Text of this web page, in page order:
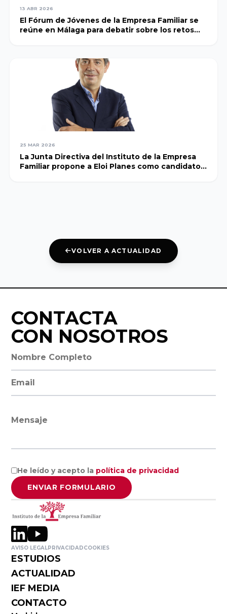
Universidad de
Las Palmas de
Gran Canaria
Burgos
Salamanca
Abat Oliba
CEU
Universidad
Miguel de
Abat Oliba
13 ABR 2026
El Fórum de Jóvenes de la Empresa Familiar se
reúne en Málaga para debatir sobre los retos
25 MAR 2026
La Junta Directiva del Instituto de la Empresa
Familiar propone a Eloi Planes como candidato a
VOLVER A ACTUALIDAD
CONTACTA
CON NOSOTROS
Nombre completo
Dirección de email
Mensaje
He leído y acepto la política de privacidad
ENVIAR FORMULARIO
AVISO LEGALPRIVACIDADCOOKIES
ESTUDIOS
ACTUALIDAD
IEF MEDIA
CONTACTO